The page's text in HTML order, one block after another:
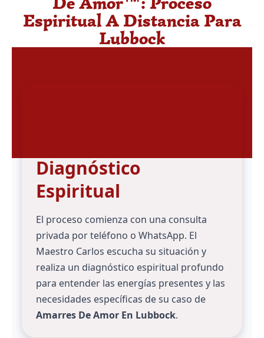
Espiritual A Distancia Para
Lubbock
Diagnóstico
Espiritual
El proceso comienza con una consulta
privada por teléfono o WhatsApp. El
Maestro Carlos escucha su situación y
realiza un diagnóstico espiritual profundo
para entender las energías presentes y las
necesidades específicas de su caso de
Amarres De Amor En Lubbock.